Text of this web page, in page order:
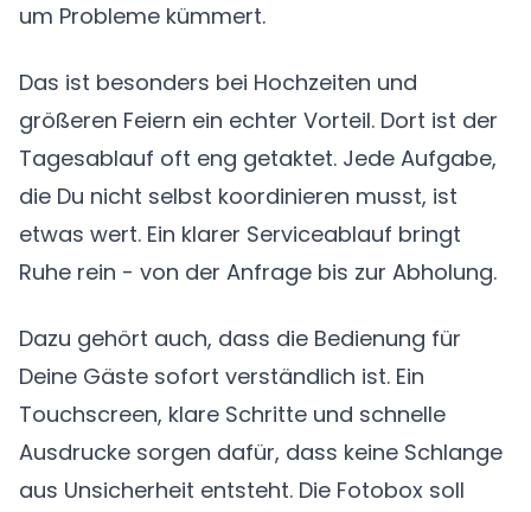
um Probleme kümmert.
Das ist besonders bei Hochzeiten und
größeren Feiern ein echter Vorteil. Dort ist der
Tagesablauf oft eng getaktet. Jede Aufgabe,
die Du nicht selbst koordinieren musst, ist
etwas wert. Ein klarer Serviceablauf bringt
Ruhe rein - von der Anfrage bis zur Abholung.
Dazu gehört auch, dass die Bedienung für
Deine Gäste sofort verständlich ist. Ein
Touchscreen, klare Schritte und schnelle
Ausdrucke sorgen dafür, dass keine Schlange
aus Unsicherheit entsteht. Die Fotobox soll